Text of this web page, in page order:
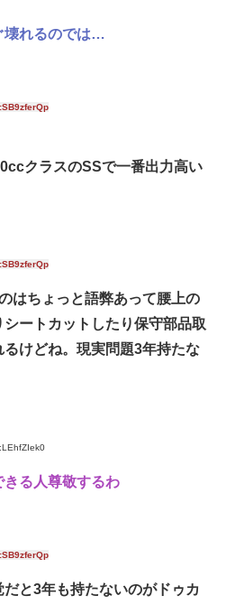
壊れるのでは…
クラスのSSで一番出力高い
はちょっと語弊あって腰上の
ートカットしたり保守部品取
るけどね。現実問題3年持たな
る人尊敬するわ
と3年も持たないのがドゥカ